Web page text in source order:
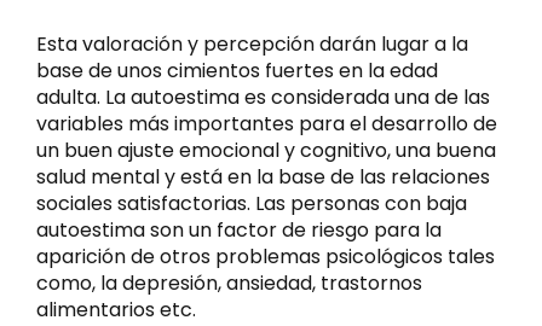
Esta valoración y percepción darán lugar a la
base de unos cimientos fuertes en la edad
adulta. La autoestima es considerada una de las
variables más importantes para el desarrollo de
un buen ajuste emocional y cognitivo, una buena
salud mental y está en la base de las relaciones
sociales satisfactorias. Las personas con baja
autoestima son un factor de riesgo para la
aparición de otros problemas psicológicos tales
como, la depresión, ansiedad, trastornos
alimentarios etc.